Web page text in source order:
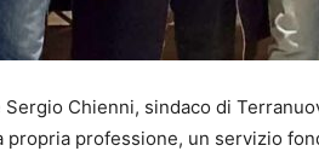
Sergio Chienni, sindaco di
propria professione, un servizio